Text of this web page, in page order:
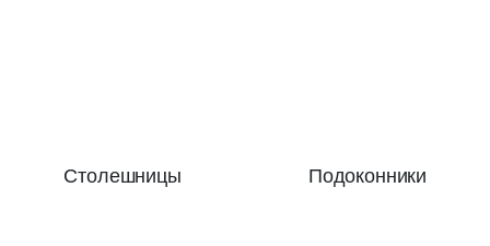
Столешницы Подоконники